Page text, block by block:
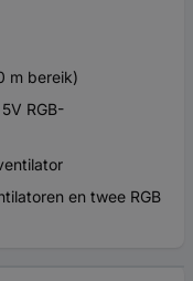
m bereik)
RGB-
en twee RGB